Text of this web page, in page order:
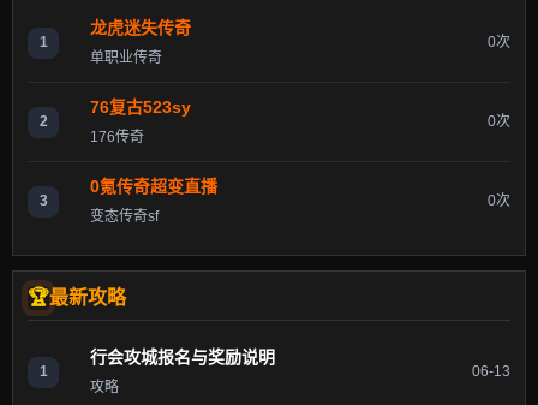
1
龙虎迷失传奇
单职业传奇
0次
2
76复古523sy
176传奇
0次
3
0氪传奇超变直播
变态传奇sf
0次
最新攻略
1
行会攻城报名与奖励说明
攻略
06-13